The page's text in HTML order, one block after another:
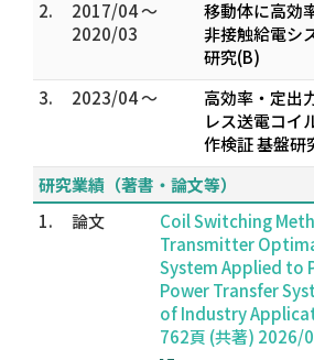
2.
2017/04 ～
2020/03
移動体に高効
非接触給電シ
研究(B)
3.
2023/04 ～
高効率・定出
レス送電コイ
作検証 基盤研
研究業績（著書・論文等）
1.
論文
Coil Switching
Transmitter
System Applied to
Power Transfer
of Industry
762頁 (共著) 2026/